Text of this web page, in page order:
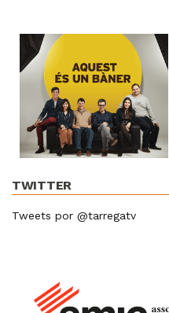
TWITTER
Tweets por @tarregatv